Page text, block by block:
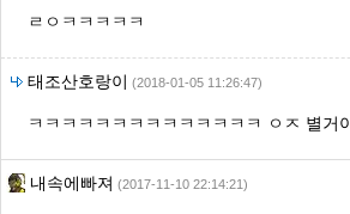
ㄹㅇㅋㅋㅋㅋㅋ
태조산호랑이 (2018-01-05 11:26:47)
ㅋㅋㅋㅋㅋㅋㅋㅋㅋㅋㅋㅋㅋㅋ ㅇㅈ 별거
내속에빠져 (2017-11-10 22:14:21)